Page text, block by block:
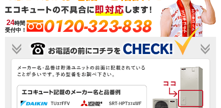
24時間
受付中！
0120-323-838